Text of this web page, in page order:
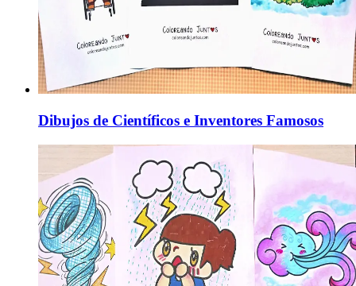
Dibujos de Científicos e Inventores Famosos